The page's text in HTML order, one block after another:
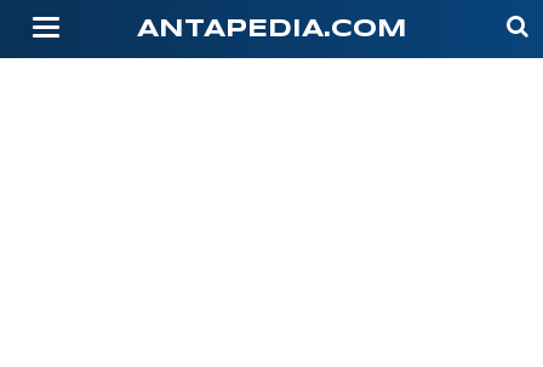
ANTAPEDIA.COM